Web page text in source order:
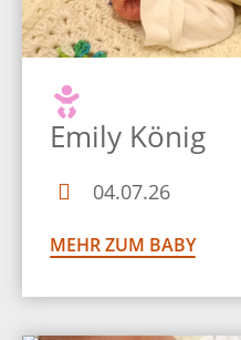
Emily König
04.07.26
MEHR ZUM BABY